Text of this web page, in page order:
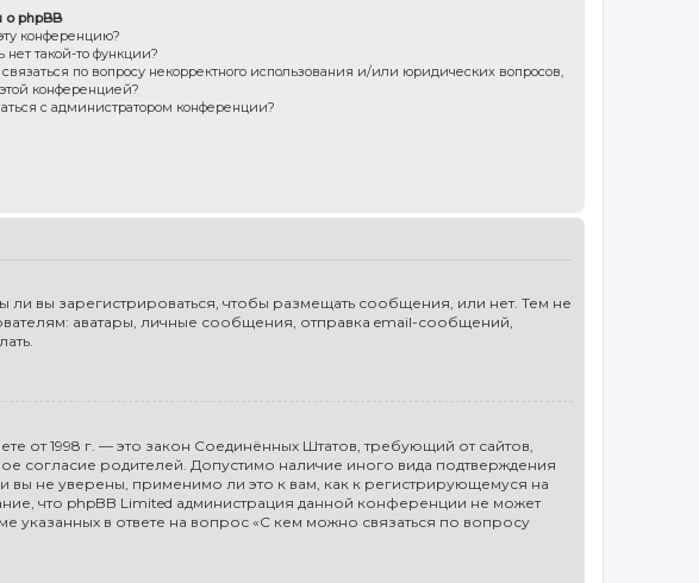
phpBB
конференцию?
нет такой-то функции?
по вопросу некорректного использования и/или юридических вопросов,
конференцией?
с администратором конференции?
вы зарегистрироваться, чтобы размещать сообщения, или нет. Тем не
аватары, личные сообщения, отправка email-сообщений,
от 1998 г. — это закон Соединённых Штатов, требующий от сайтов,
согласие родителей. Допустимо наличие иного вида подтверждения
не уверены, применимо ли это к вам, как к регистрирующемуся на
что phpBB Limited администрация данной конференции не может
в ответе на вопрос «С кем можно связаться по вопросу